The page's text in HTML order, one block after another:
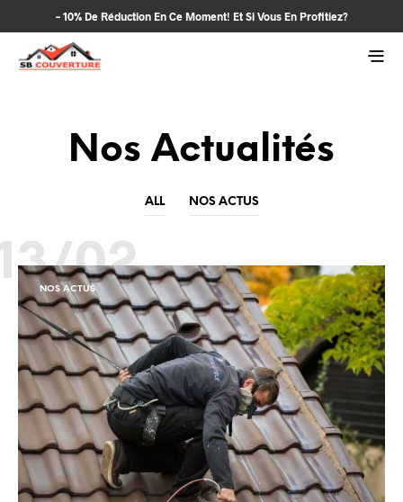
– 10% De Réduction En Ce Moment! Et Si Vous En Profitiez?
Nos Actualités
ALL NOS ACTUS
02
NOS ACTUS